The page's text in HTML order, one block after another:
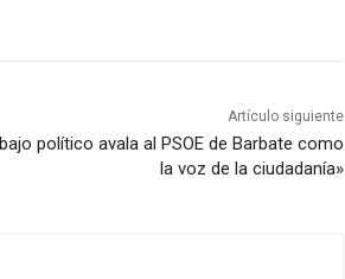
Artículo siguiente
político avala al PSOE de Barbate como
la voz de la ciudadanía»